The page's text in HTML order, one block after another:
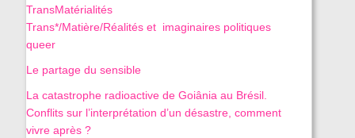
TransMatérialités
Trans*/Matière/Réalités et imaginaires politiques
queer
Le partage du sensible
La catastrophe radioactive de Goiânia au Brésil.
Conflits sur l’interprétation d’un désastre, comment
vivre après ?